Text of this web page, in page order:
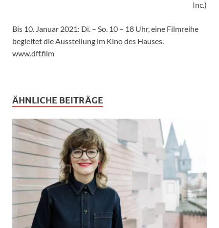
Inc.)
Bis 10. Januar 2021: Di. – So. 10 – 18 Uhr, eine Filmreihe
begleitet die Ausstellung im Kino des Hauses.
www.dff.film
ÄHNLICHE BEITRÄGE